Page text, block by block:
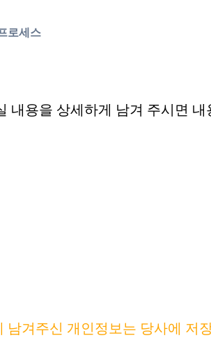
로세스
내용을 상세하게 남겨 주시면
남겨주신 개인정보는 당사에 저